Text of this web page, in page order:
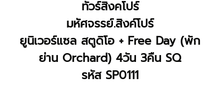
ทัวร์สิงคโปร์
มหัศจรรย์.สิงค์โปร์
ยูนิเวอร์แซล สตูดิโอ + Free Day (พัก
ย่าน Orchard) 4วัน 3คืน SQ
รหัส SP0111